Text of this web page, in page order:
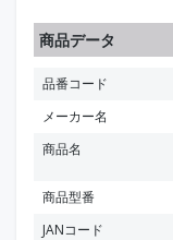
商品データ
品番コード
メーカー名
商品名
商品型番
JANコード